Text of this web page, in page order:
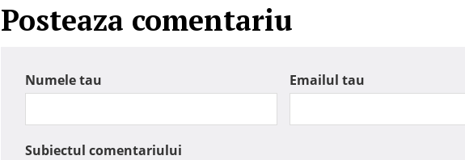
Posteaza comentariu
Numele tau Emailul tau
Subiectul comentariului